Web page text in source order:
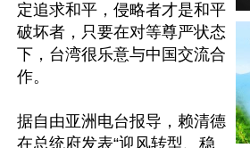
定追求和平，侵略者才是和平
破坏者，只要在对等尊严状态
下，台湾很乐意与中国交流合
作。
据自由亚洲电台报导，赖清德
在总统府发表“迎风转型、稳